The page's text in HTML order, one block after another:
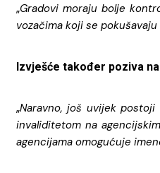
„Gradovi moraju bolje
vozačima koji se
Izvješće također poziva
„Naravno, još uvijek
invaliditetom na
agencijama omogućuje